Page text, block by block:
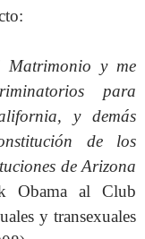
Matrimonio y me
para
y demás
de los
de Arizona
Obama al Club
y transexuales